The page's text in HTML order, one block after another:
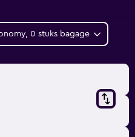
0 stuks bagage